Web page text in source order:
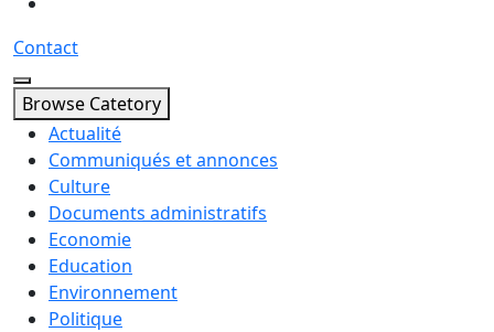
Contact
Browse Catetory
Actualité
Communiqués et annonces
Culture
Documents administratifs
Economie
Education
Environnement
Politique